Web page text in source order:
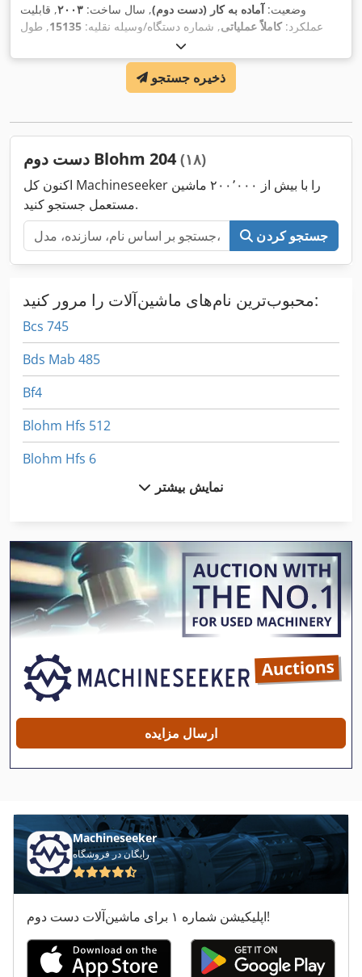
وضعیت:آماده به کار (دست دوم), سال ساخت: ۲۰۰۳, قابلیت
عملکرد:کاملاً عملیاتی, شماره دستگاه/وسیله نقلیه: 15135, طول
, عرض سنگ‌زنی:
سنگ‌زنی:۵۰۰ میلی‌متر , قطر سنگ سنباده:۴۰۰ میلی‌متر
, نوع کنترل:
ذخیره جستجو
دست دوم Blohm 204 (۱۸)
اکنون کل Machineseeker را با بیش از ۲۰۰٬۰۰۰ ماشین
مستعمل جستجو کنید.
جستجو کردن
محبوب‌ترین نام‌های ماشین‌آلات را مرور کنید:
Bcs 745
Bds Mab 485
Bf4
Blohm Hfs 512
Blohm Hfs 6
Blohm Planomat 408
Blohm Simplex 7
Dmf 220
Dmg Ctx 210
Dmg Dmc 635 V
Dmg Hsc 105
Dw 742
Hang 106
Hbm 480
Hbs 470
Hofmann
Ls 703
نمایش بیشتر
ارسال مزایده
Machineseeker
رایگان در فروشگاه
اپلیکیشن شماره ۱ برای ماشین‌آلات دست دوم!